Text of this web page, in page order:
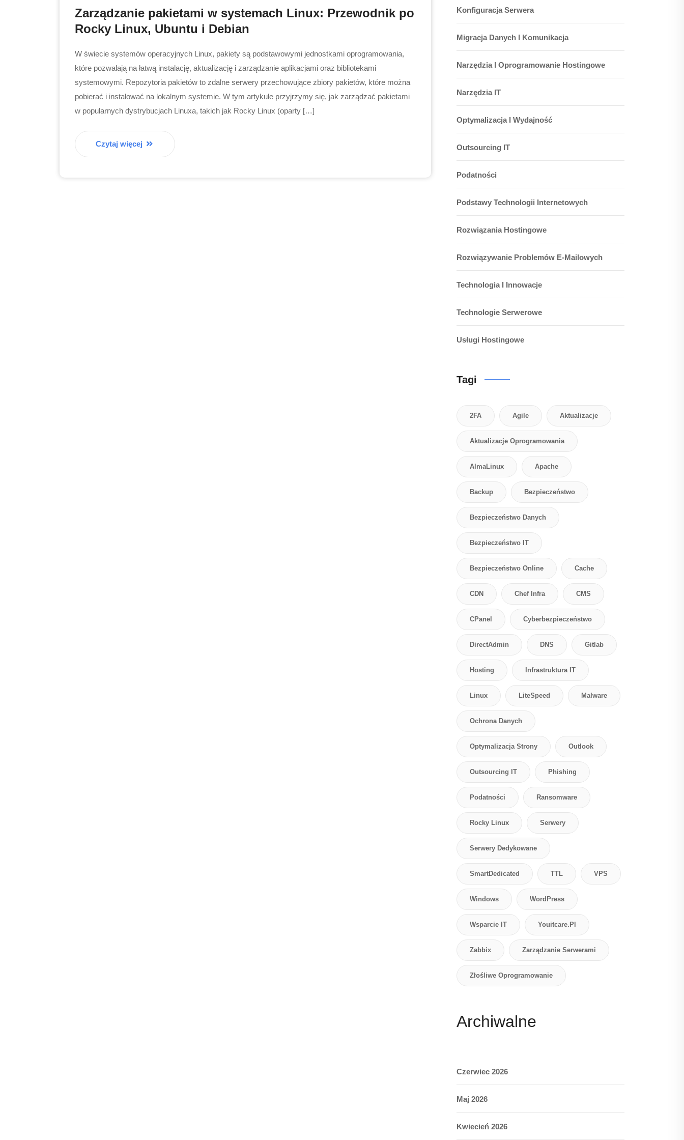
Zarządzanie pakietami w systemach Linux: Przewodnik po
Rocky Linux, Ubuntu i Debian
W świecie systemów operacyjnych Linux, pakiety są podstawowymi jednostkami oprogramowania,
które pozwalają na łatwą instalację, aktualizację i zarządzanie aplikacjami oraz bibliotekami
systemowymi. Repozytoria pakietów to zdalne serwery przechowujące zbiory pakietów, które można
pobierać i instalować na lokalnym systemie. W tym artykule przyjrzymy się, jak zarządzać pakietami
w popularnych dystrybucjach Linuxa, takich jak Rocky Linux (oparty […]
Czytaj więcej
Konfiguracja Serwera
Migracja Danych I Komunikacja
Narzędzia I Oprogramowanie Hostingowe
Narzędzia IT
Optymalizacja I Wydajność
Outsourcing IT
Podatności
Podstawy Technologii Internetowych
Rozwiązania Hostingowe
Rozwiązywanie Problemów E-Mailowych
Technologia I Innowacje
Technologie Serwerowe
Usługi Hostingowe
Tagi
2FA Agile Aktualizacje
Aktualizacje Oprogramowania
AlmaLinux Apache
Backup Bezpieczeństwo
Bezpieczeństwo Danych
Bezpieczeństwo IT
Bezpieczeństwo Online Cache
CDN Chef Infra CMS
CPanel Cyberbezpieczeństwo
DirectAdmin DNS Gitlab
Hosting Infrastruktura IT
Linux LiteSpeed Malware
Ochrona Danych
Optymalizacja Strony Outlook
Outsourcing IT Phishing
Podatności Ransomware
Rocky Linux Serwery
Serwery Dedykowane
SmartDedicated TTL VPS
Windows WordPress
Wsparcie IT Youitcare.pl
Zabbix Zarządzanie Serwerami
Złośliwe Oprogramowanie
Archiwalne
Czerwiec 2026
Maj 2026
Kwiecień 2026